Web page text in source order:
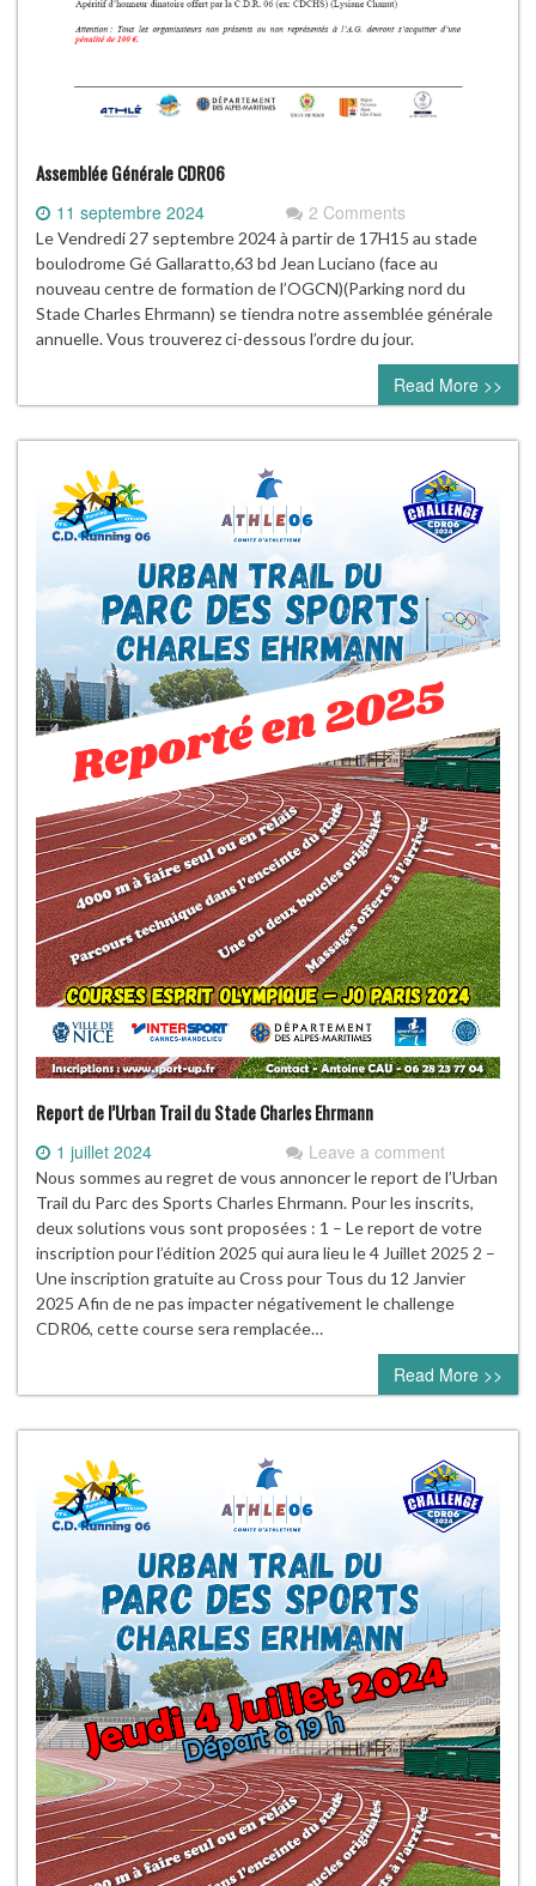
Assemblée Générale CDR06
11 septembre 2024 2 Comments
Le Vendredi 27 septembre 2024 à partir de 17H15 au stade
boulodrome Gé Gallaratto,63 bd Jean Luciano (face au
nouveau centre de formation de l’OGCN)(Parking nord du
Stade Charles Ehrmann) se tiendra notre assemblée générale
annuelle. Vous trouverez ci-dessous l’ordre du jour.
Read More >>
Report de l’Urban Trail du Stade Charles Ehrmann
1 juillet 2024 Leave a comment
Nous sommes au regret de vous annoncer le report de l’Urban
Trail du Parc des Sports Charles Ehrmann. Pour les inscrits,
deux solutions vous sont proposées : 1 – Le report de votre
inscription pour l’édition 2025 qui aura lieu le 4 Juillet 2025 2 –
Une inscription gratuite au Cross pour Tous du 12 Janvier
2025 Afin de ne pas impacter négativement le challenge
CDR06, cette course sera remplacée…
Read More >>